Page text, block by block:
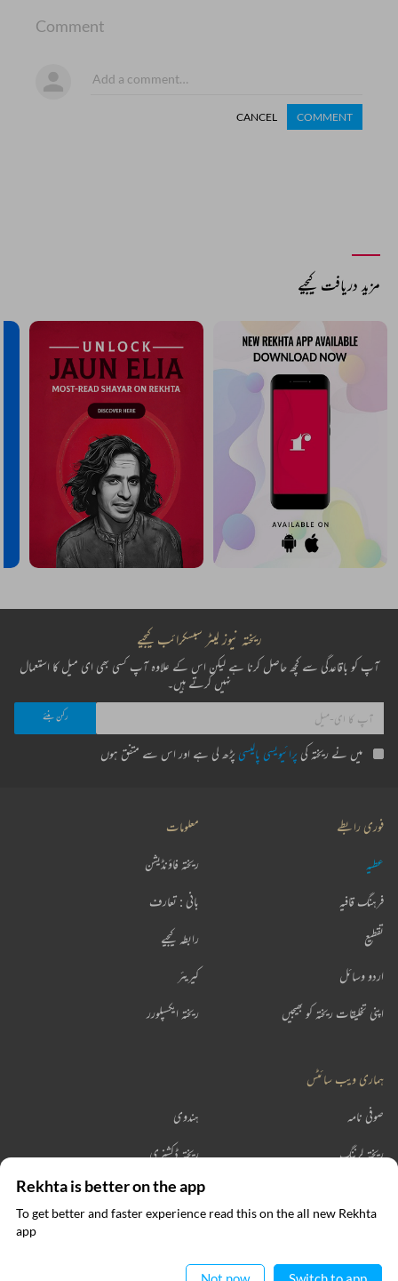
Comment
CANCEL COMMENT
مزید دریافت کیجیے
ریختہ نیوز لیٹر سبسکرائب کیجیے
آپ کو باقاعدگی سے کچھ حاصل کرنا ہے لیکن اس کے علاوہ آپ کسی بھی ای میل کا استعمال
نہیں کرتے ہیں۔
میں نے ریختہ کی پرائیویسی پالیسی پڑھ لی ہے اور اس سے متفق ہوں
فوری رابطے
عطیہ
فرہنگ قافیہ
تقطیع
اردو وسائل
اپنی تخلیقات ریختہ کو بھیجیں
معلومات
ریختہ فاؤنڈیشن
بانی : تعارف
رابطہ کیجیے
کیریئر
ریختہ ایکسپلورر
ہماری ویب سائٹس
ہندوی صوفی نامہ
ریختہ ڈکشنری ریختہ لرننگ
ریختہ بکس
رابطہ کیجیے
Rekhta is better on the app
To get better and faster experience read this on the all new Rekhta
app